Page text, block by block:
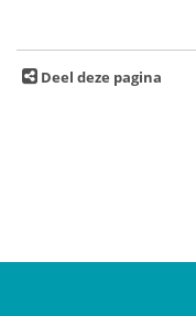
Deel deze pagina